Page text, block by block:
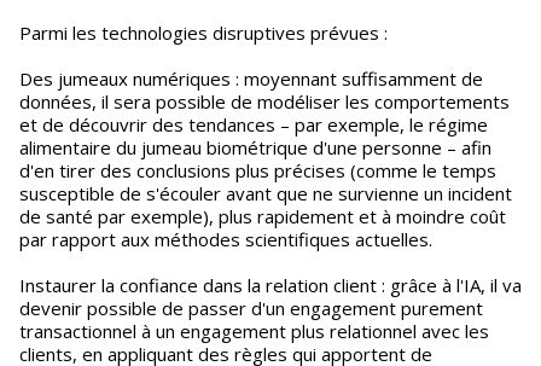
Parmi les technologies disruptives prévues :
Des jumeaux numériques : moyennant suffisamment de
données, il sera possible de modéliser les comportements
et de découvrir des tendances – par exemple, le régime
alimentaire du jumeau biométrique d'une personne – afin
d'en tirer des conclusions plus précises (comme le temps
susceptible de s'écouler avant que ne survienne un incident
de santé par exemple), plus rapidement et à moindre coût
par rapport aux méthodes scientifiques actuelles.
Instaurer la confiance dans la relation client : grâce à l'IA, il va
devenir possible de passer d'un engagement purement
transactionnel à un engagement plus relationnel avec les
clients, en appliquant des règles qui apportent de